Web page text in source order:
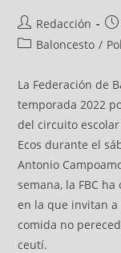
Redacción
Baloncesto /
La Federación de
temporada 2022
del circuito
Ecos durante el
Antonio
semana, la FBC
en la que invitan
comida no
ceutí.